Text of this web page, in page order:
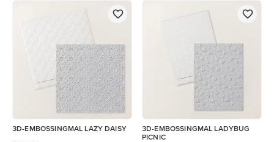
3D-EMBOSSINGMAL LAZY DAISY
3D-EMBOSSINGMAL LADYBUG
PICNIC